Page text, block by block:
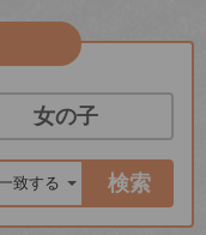
女の子
検索